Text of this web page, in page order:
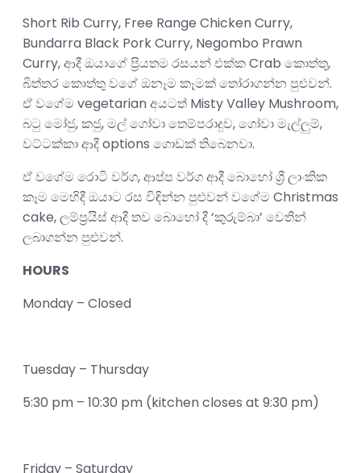
Short Rib Curry, Free Range Chicken Curry,
Bundarra Black Pork Curry, Negombo Prawn
Curry, ආදී ඔයාගේ ප්‍රියතම රසයන් එක්ක Crab කොත්තු,
බිත්තර කොත්තු වගේ ඔනෑම කෑමක් තෝරාගන්න පුළුවන්.
ඒ වගේම vegetarian අයටත් Misty Valley Mushroom,
බටු මෝජු, කජු, මල් ගෝවා තෙම්පරාදුව, ගෝවා මැල්ලුම්,
වට්ටක්කා ආදී options ගොඩක් තිබෙනවා.
ඒ වගේම රොටි වර්ග, ආප්ප වර්ග ආදී බොහෝ ශ්‍රී ලාංකික
කෑම මෙහිදී ඔයාට රස විඳින්න පුළුවන් වගේම Christmas
cake, ලම්ප්‍රයිස් ආදී තව බොහෝ දී ‘කුරුම්බා’ වෙතින්
ලබාගන්න පුළුවන්.
HOURS
Monday – Closed
Tuesday – Thursday
5:30 pm – 10:30 pm (kitchen closes at 9:30 pm)
Friday – Saturday